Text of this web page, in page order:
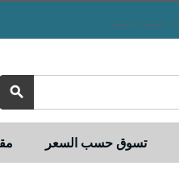
search
تسوق حسب السعر